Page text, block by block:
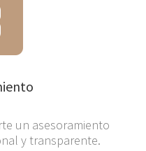
un asesoramiento
y transparente.